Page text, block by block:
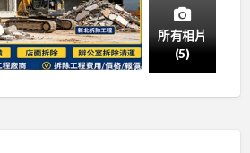
所有相片
(5)